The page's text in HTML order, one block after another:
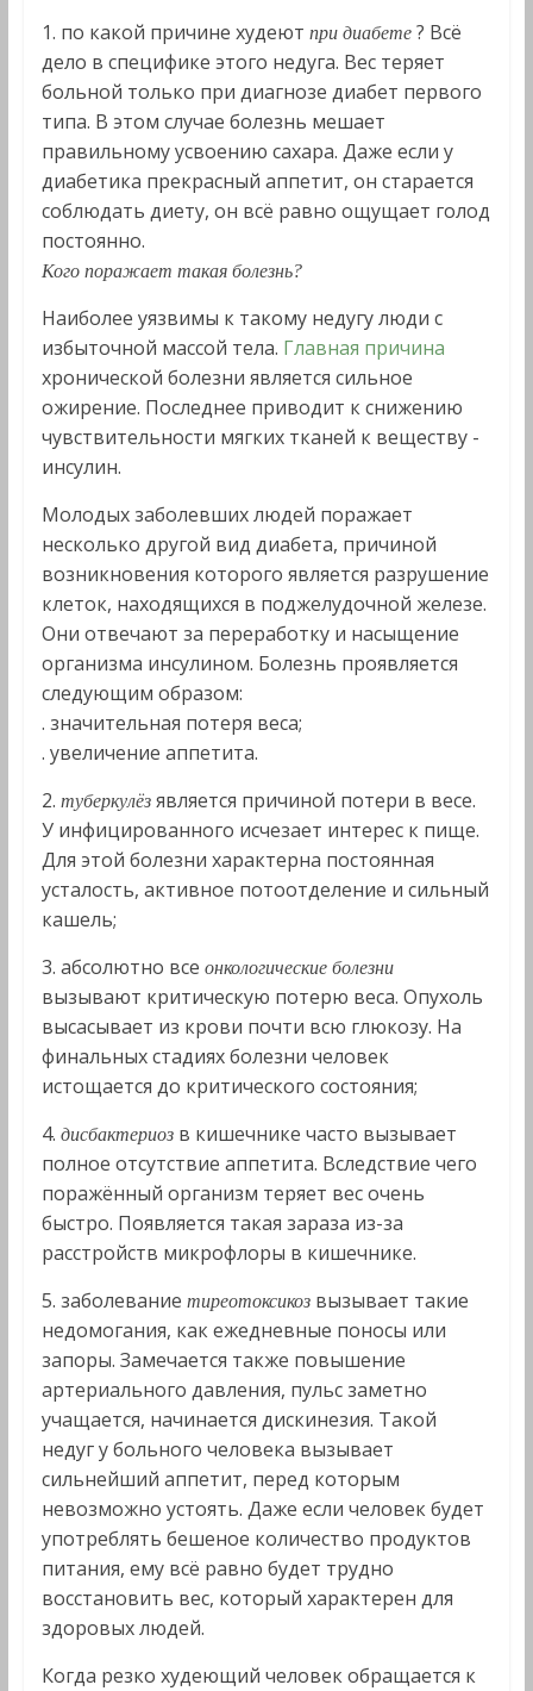
1. по какой причине худеют при диабете ? Всё
дело в специфике этого недуга. Вес теряет
больной только при диагнозе диабет первого
типа. В этом случае болезнь мешает
правильному усвоению сахара. Даже если у
диабетика прекрасный аппетит, он старается
соблюдать диету, он всё равно ощущает голод
постоянно.
Кого поражает такая болезнь?
Наиболее уязвимы к такому недугу люди с
избыточной массой тела. Главная причина
хронической болезни является сильное
ожирение. Последнее приводит к снижению
чувствительности мягких тканей к веществу -
инсулин.
Молодых заболевших людей поражает
несколько другой вид диабета, причиной
возникновения которого является разрушение
клеток, находящихся в поджелудочной железе.
Они отвечают за переработку и насыщение
организма инсулином. Болезнь проявляется
следующим образом:
. значительная потеря веса;
. увеличение аппетита.
2. туберкулёз является причиной потери в весе.
У инфицированного исчезает интерес к пище.
Для этой болезни характерна постоянная
усталость, активное потоотделение и сильный
кашель;
3. абсолютно все онкологические болезни
вызывают критическую потерю веса. Опухоль
высасывает из крови почти всю глюкозу. На
финальных стадиях болезни человек
истощается до критического состояния;
4. дисбактериоз в кишечнике часто вызывает
полное отсутствие аппетита. Вследствие чего
поражённый организм теряет вес очень
быстро. Появляется такая зараза из-за
расстройств микрофлоры в кишечнике.
5. заболевание тиреотоксикоз вызывает такие
недомогания, как ежедневные поносы или
запоры. Замечается также повышение
артериального давления, пульс заметно
учащается, начинается дискинезия. Такой
недуг у больного человека вызывает
сильнейший аппетит, перед которым
невозможно устоять. Даже если человек будет
употреблять бешеное количество продуктов
питания, ему всё равно будет трудно
восстановить вес, который характерен для
здоровых людей.
Когда резко худеющий человек обращается к